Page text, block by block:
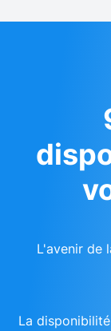
L'avenir de
La